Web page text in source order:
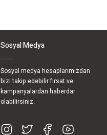
Sosyal Medya
Sosyal medya hesaplarımızdan
bizi takip edebilir fırsat ve
kampanyalardan haberdar
olabilirsiniz.